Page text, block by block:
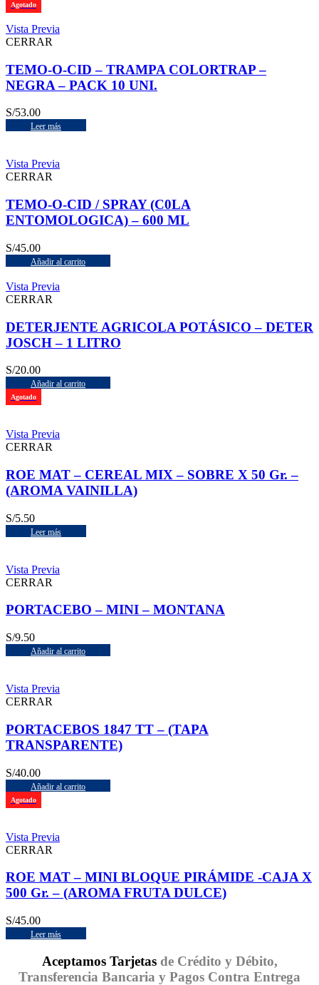
Agotado
Vista Previa
CERRAR
TEMO-O-CID – TRAMPA COLORTRAP –
NEGRA – PACK 10 UNI.
S/53.00
Leer más
Vista Previa
CERRAR
TEMO-O-CID / SPRAY (C0LA
ENTOMOLOGICA) – 600 ML
S/45.00
Añadir al carrito
Vista Previa
CERRAR
DETERJENTE AGRICOLA POTÁSICO – DETER
JOSCH – 1 LITRO
S/20.00
Añadir al carrito
Agotado
Vista Previa
CERRAR
ROE MAT – CEREAL MIX – SOBRE X 50 Gr. –
(AROMA VAINILLA)
S/5.50
Leer más
Vista Previa
CERRAR
PORTACEBO – MINI – MONTANA
S/9.50
Añadir al carrito
Vista Previa
CERRAR
PORTACEBOS 1847 TT – (TAPA
TRANSPARENTE)
S/40.00
Añadir al carrito
Agotado
Vista Previa
CERRAR
ROE MAT – MINI BLOQUE PIRÁMIDE -CAJA X
500 Gr. – (AROMA FRUTA DULCE)
S/45.00
Leer más
Aceptamos Tarjetas de Crédito y Débito,
Transferencia Bancaria y Pagos Contra Entrega